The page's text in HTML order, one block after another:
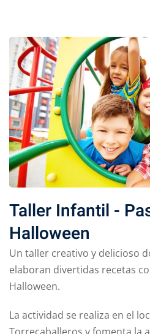
Taller Infantil -
Halloween
Un taller creativo y delicioso
elaboran divertidas recetas
Halloween.
La actividad se realiza en el